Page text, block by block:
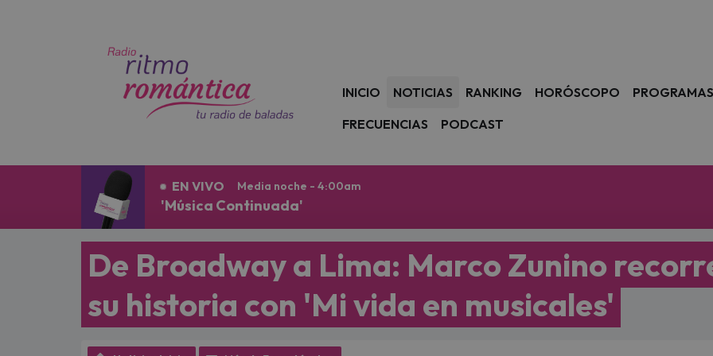
INICIO NOTICIAS RANKING HORÓSCOPO PROGRAMAS
FRECUENCIAS
PODCAST
EN VIVO Media noche - 4:00am
'Música Continuada'
De Broadway a Lima: Marco Zunino
su historia con 'Mi vida en musicales'